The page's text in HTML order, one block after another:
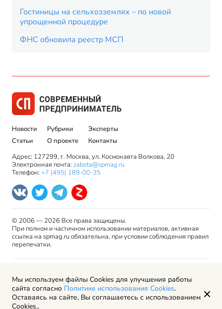
Гостиницы на сельхозземлях – по новой
упрощенной процедуре
ФНС обновила реестр МСП
Новости
Статьи
Рубрики
О проекте
Эксперты
Контакты
Адрес: 127299, г. Москва, ул. Космонавта Волкова, 20
Электронная почта: zabota@spmag.ru
Телефон: +7 (495) 189-00-35
© 2006 — 2026 Все права защищены.
При полном и частичном использовании материалов, активная
ссылка на spmag.ru обязательна, при условии соблюдения правил
перепечатки.
права
Пользовательское соглашение
Политика обработки персональных данных
Рекламодателям
Мы используем файлы Cookies для улучшения работы
сайта согласно Политике использования Cookies.
Оставаясь на сайте, Вы соглашаетесь с использованием
Cookies..